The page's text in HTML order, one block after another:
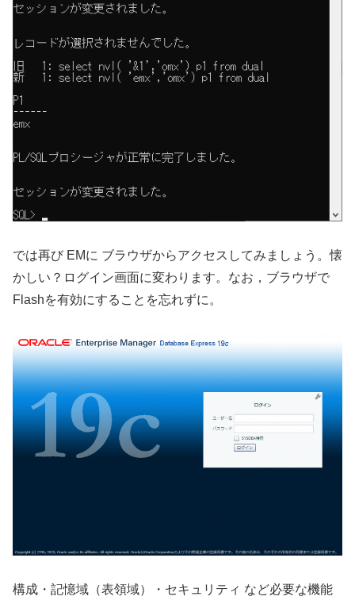
では再び EMに ブラウザからアクセスしてみましょう。懐
かしい？ログイン画面に変わります。なお，ブラウザで
Flashを有効にすることを忘れずに。
構成・記憶域（表領域）・セキュリティ など必要な機能